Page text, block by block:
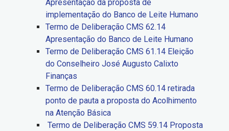
Apresentação da proposta de
implementação do Banco de Leite Humano
Termo de Deliberação CMS 62.14
Apresentação do Banco de Leite Humano
Termo de Deliberação CMS 61.14 Eleição
do Conselheiro José Augusto Calixto
Finanças
Termo de Deliberação CMS 60.14 retirada
ponto de pauta a proposta do Acolhimento
na Atenção Básica
Termo de Deliberação CMS 59.14 Proposta